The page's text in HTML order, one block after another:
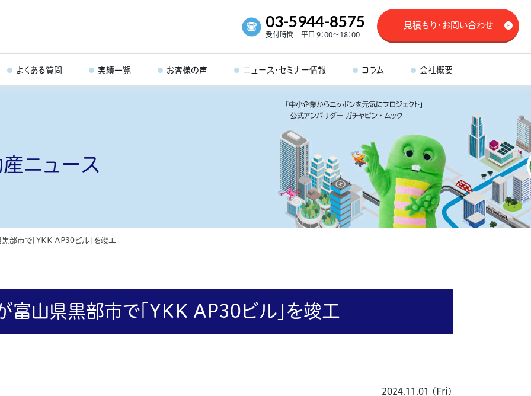
03-5944-8575
受付時間 平日 9：00～18：00
見積もり・お問い合わせ
よくある質問 実績一覧 お客様の声 ニュース・セミナー情報 コラム 会社概要
ニュース
部市で「YKK AP30ビル」を竣工
富山県黒部市で「YKK AP30ビル」を竣工
2024.11.01 (Fri)